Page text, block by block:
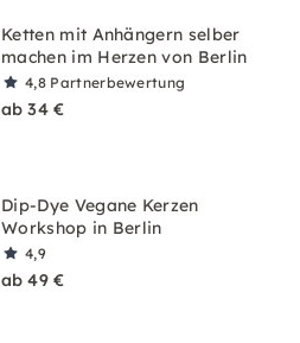
Ketten mit Anhängern selber
machen im Herzen von Berlin
4,8 Partnerbewertung
ab 34 €
Dip-Dye Vegane Kerzen
Workshop in Berlin
4,9
ab 49 €